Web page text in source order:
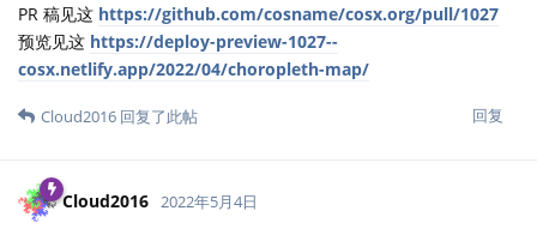
PR 稿见这 https://github.com/cosname/cosx.org/pull/1027
预览见这 https://deploy-preview-1027--
cosx.netlify.app/2022/04/choropleth-map/
回复
Cloud2016 回复了此帖
Cloud2016 2022年5月4日